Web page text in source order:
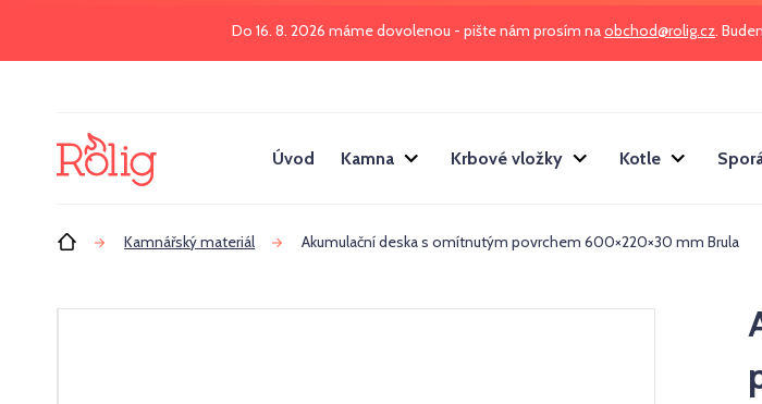
Do 16. 8. 2026 máme dovolenou - pište nám prosím naobchod@rolig.cz.
Úvod Kamna Krbové vložky Kotle
Úvod Kamnářský materiál Akumulační deska s omítnutým povrchem 600×220×30 mm Brula